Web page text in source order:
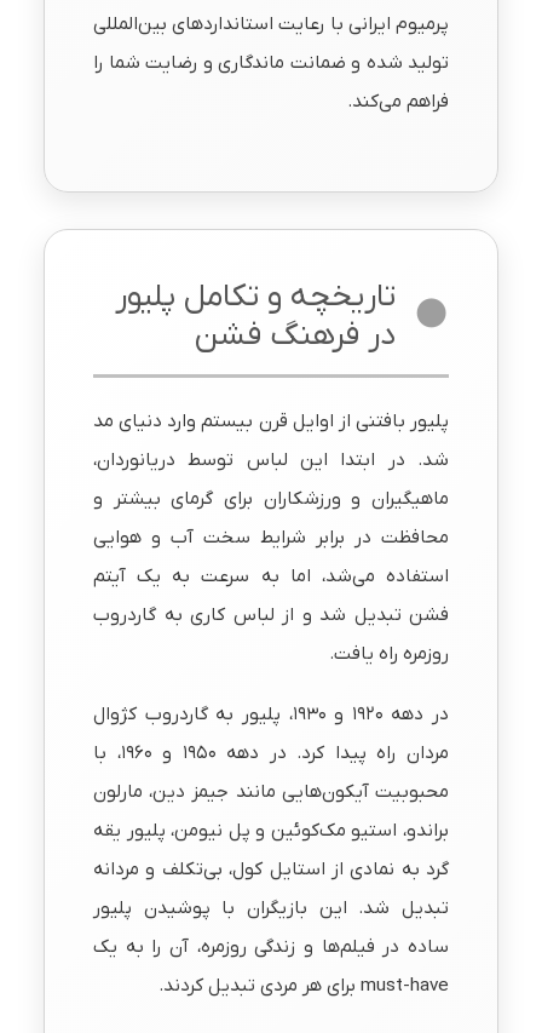
پرمیوم ایرانی با رعایت استانداردهای بین‌المللی
تولید شده و ضمانت ماندگاری و رضایت شما را
فراهم می‌کند.
تاریخچه و تکامل پلیور
در فرهنگ فشن
پلیور بافتنی از اوایل قرن بیستم وارد دنیای مد
شد. در ابتدا این لباس توسط دریانوردان،
ماهیگیران و ورزشکاران برای گرمای بیشتر و
محافظت در برابر شرایط سخت آب و هوایی
استفاده می‌شد، اما به سرعت به یک آیتم
فشن تبدیل شد و از لباس کاری به گاردروب
روزمره راه یافت.
در دهه ۱۹۲۰ و ۱۹۳۰، پلیور به گاردروب کژوال
مردان راه پیدا کرد. در دهه ۱۹۵۰ و ۱۹۶۰، با
محبوبیت آیکون‌هایی مانند جیمز دین، مارلون
براندو، استیو مک‌کوئین و پل نیومن، پلیور یقه
گرد به نمادی از استایل کول، بی‌تکلف و مردانه
تبدیل شد. این بازیگران با پوشیدن پلیور
ساده در فیلم‌ها و زندگی روزمره، آن را به یک
must-have برای هر مردی تبدیل کردند.